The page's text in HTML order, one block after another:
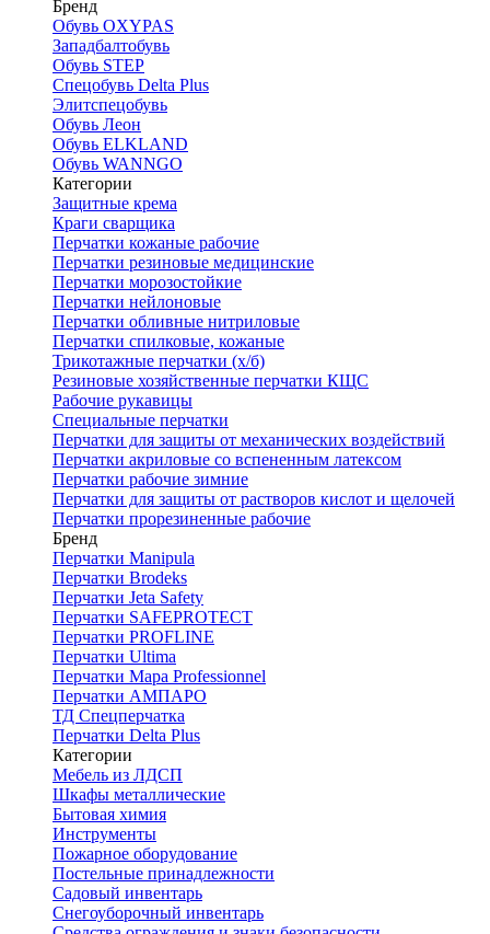
Бренд
Обувь OXYPAS
Западбалтобувь
Обувь STEP
Спецобувь Delta Plus
Элитспецобувь
Обувь Леон
Обувь ELKLAND
Обувь WANNGO
Категории
Защитные крема
Краги сварщика
Перчатки кожаные рабочие
Перчатки резиновые медицинские
Перчатки морозостойкие
Перчатки нейлоновые
Перчатки обливные нитриловые
Перчатки спилковые, кожаные
Трикотажные перчатки (х/б)
Резиновые хозяйственные перчатки КЩС
Рабочие рукавицы
Специальные перчатки
Перчатки для защиты от механических воздействий
Перчатки акриловые со вспененным латексом
Перчатки рабочие зимние
Перчатки для защиты от растворов кислот и щелочей
Перчатки прорезиненные рабочие
Бренд
Перчатки Manipula
Перчатки Brodeks
Перчатки Jeta Safety
Перчатки SAFEPROTECT
Перчатки PROFLINE
Перчатки Ultima
Перчатки Мара Professionnel
Перчатки АМПАРО
ТД Спецперчатка
Перчатки Delta Plus
Категории
Мебель из ЛДСП
Шкафы металлические
Бытовая химия
Инструменты
Пожарное оборудование
Постельные принадлежности
Садовый инвентарь
Снегоуборочный инвентарь